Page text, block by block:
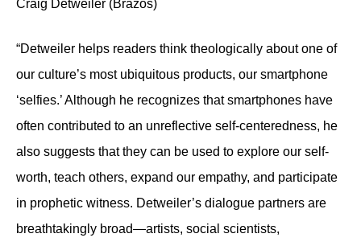
Craig Detweiler (Brazos)
“Detweiler helps readers think theologically about one of
our culture’s most ubiquitous products, our smartphone
‘selfies.’ Although he recognizes that smartphones have
often contributed to an unreflective self-centeredness, he
also suggests that they can be used to explore our self-
worth, teach others, expand our empathy, and participate
in prophetic witness. Detweiler’s dialogue partners are
breathtakingly broad—artists, social scientists,